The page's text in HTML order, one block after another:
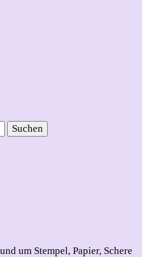
um Stempel, Papier, Schere